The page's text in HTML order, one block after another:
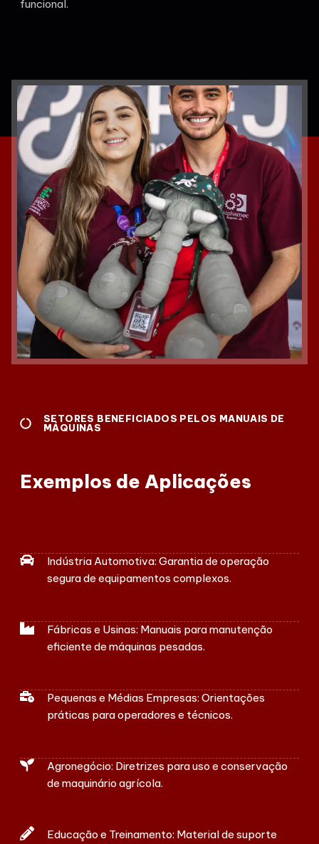
funcional.
SETORES BENEFICIADOS PELOS MANUAIS DE
MÁQUINAS
Exemplos de Aplicações
Indústria Automotiva: Garantia de operação
segura de equipamentos complexos.
Fábricas e Usinas: Manuais para manutenção
eficiente de máquinas pesadas.
Pequenas e Médias Empresas: Orientações
práticas para operadores e técnicos.
Agronegócio: Diretrizes para uso e conservação
de maquinário agrícola.
Educação e Treinamento: Material de suporte